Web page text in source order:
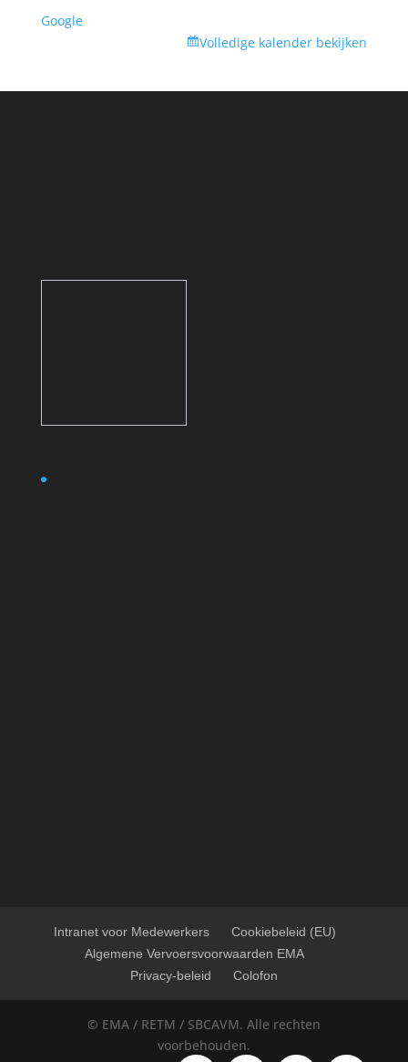
Google
Volledige kalender bekijken
Intranet voor Medewerkers
Cookiebeleid (EU)
Algemene Vervoersvoorwaarden EMA
Privacy-beleid
Colofon
© EMA / RETM / SBCAVM. Alle rechten
voorbehouden.